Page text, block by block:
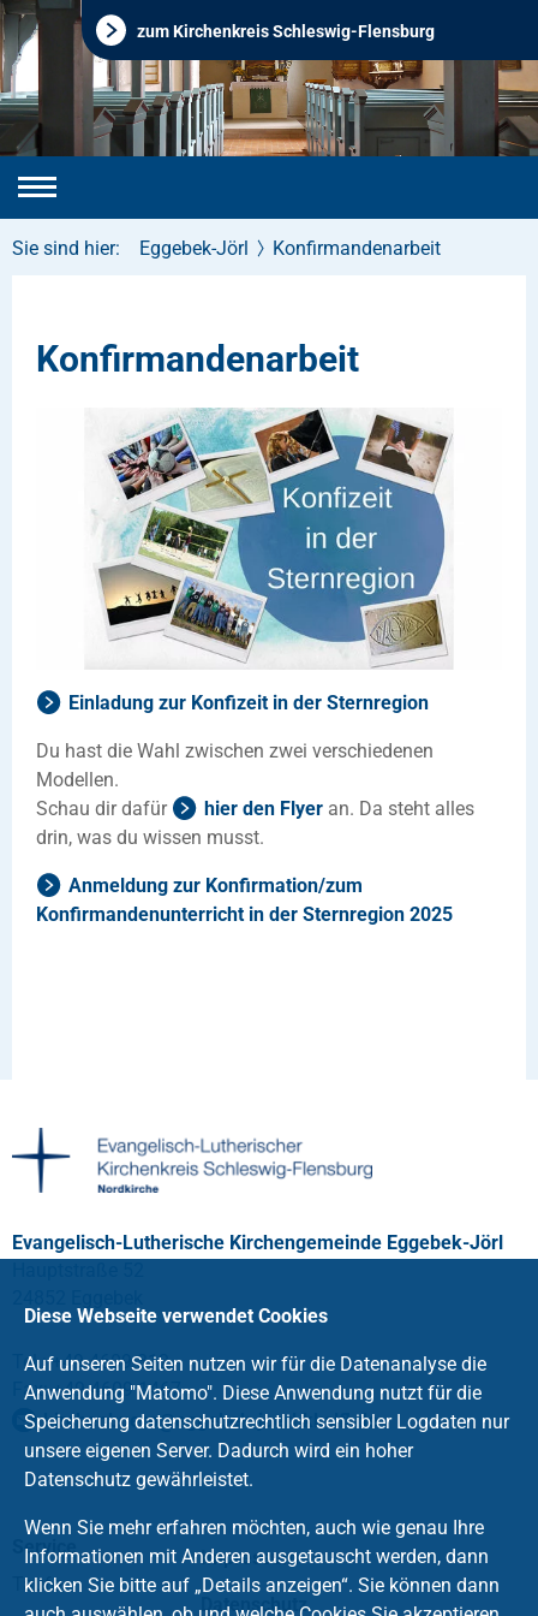
zum Kirchenkreis Schleswig-Flensburg
Sie sind hier: Eggebek-Jörl Konfirmandenarbeit
Konfirmandenarbeit
Einladung zur Konfizeit in der Sternregion
Du hast die Wahl zwischen zwei verschiedenen
Modellen.
Schau dir dafür
hier den Flyer an. Da steht alles
drin, was du wissen musst.
Anmeldung zur Konfirmation/zum
Konfirmandenunterricht in der Sternregion 2025
Evangelisch-Lutherische Kirchengemeinde Eggebek-Jörl
Tel.: +49 4609 312
Fax: +49 4609 1467
kirchenbuero@eggebek-joerl.kkslfl.de
Service
Taufe
Impressum
Datenschutz
Diese Webseite verwendet Cookies
Auf unseren Seiten nutzen wir für die Datenanalyse die
Anwendung "Matomo". Diese Anwendung nutzt für die
Speicherung datenschutzrechtlich sensibler Logdaten nur
unsere eigenen Server. Dadurch wird ein hoher
Datenschutz gewährleistet.
Wenn Sie mehr erfahren möchten, auch wie genau Ihre
Informationen mit Anderen ausgetauscht werden, dann
klicken Sie bitte auf „Details anzeigen“. Sie können dann